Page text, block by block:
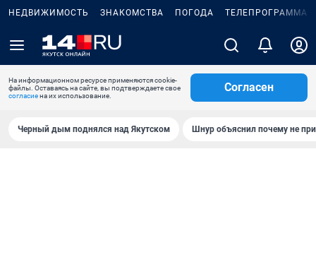
НЕДВИЖИМОСТЬ ЗНАКОМСТВА ПОГОДА ТЕЛЕПРОГРАММА
На информационном ресурсе применяются cookie-
файлы. Оставаясь на сайте, вы подтверждаете свое
согласиена их использование.
Согласен
Черный дым поднялся над Якутском Шнур объяснил почему не